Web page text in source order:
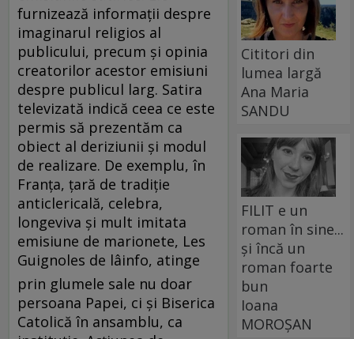
Cititori din
lumea largă
Ana Maria
SANDU
FILIT e un
roman în sine...
și încă un
roman foarte
bun
Ioana
MOROȘAN